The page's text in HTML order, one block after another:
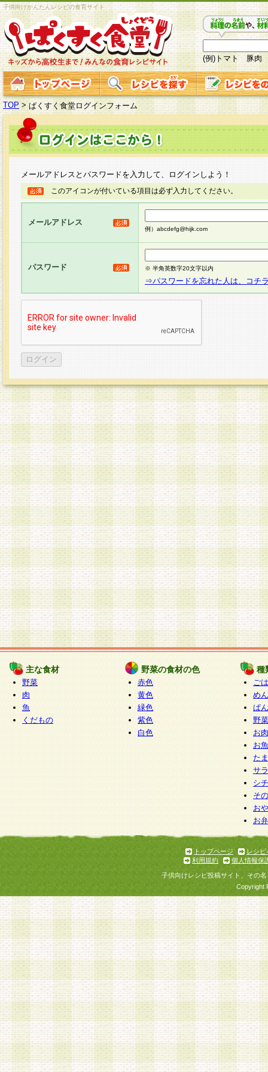
子供向けかんたんレシピの食育サイト
(例)トマト 豚肉
TOP > ぱくすく食堂ログインフォーム
メールアドレスとパスワードを入力して、ログインしよう！
このアイコンが付いている項目は必ず入力してください。
メールアドレス
例）abcdefg@hijk.com
パスワード ※ 半角英数字20文字以内
⇒パスワードを忘れた人は、コチ
主な食材
野菜
肉
魚
くだもの
野菜の食材の色
赤色
黄色
緑色
紫色
白色
種
ご
めん
ぱん
野
お
お
た
サ
シ
そ
お
お
トップページ
レシピ
利用規約
個人情報保
子供向けレシピ投稿サイト、その
Copyright